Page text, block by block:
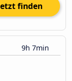
finden
9h 7min